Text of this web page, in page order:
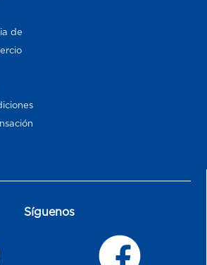
de
Síguenos